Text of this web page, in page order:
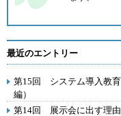
最近のエントリー
第15回 システム導入教
編）
第14回 展示会に出す理由